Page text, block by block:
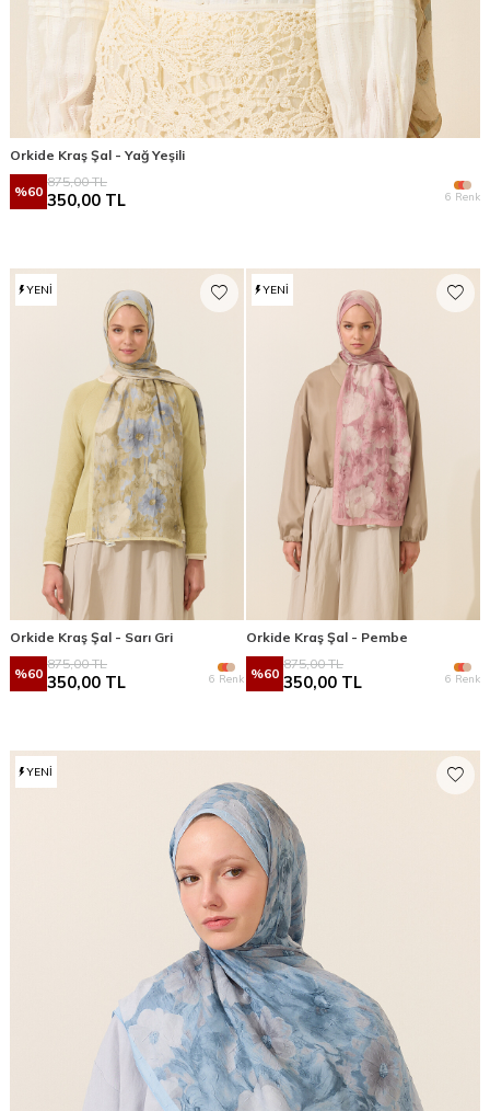
Orkide Kraş Şal - Yağ Yeşili
%60
875,00TL
350,00 TL 6 Renk
YENI
Orkide Kraş Şal - Sarı Gri
%60
875,00TL
350,00 TL 6 Renk
YENI
Orkide Kraş Şal - Pembe
%60
875,00TL
350,00 TL 6 Renk
YENI